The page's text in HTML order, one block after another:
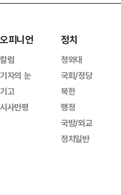
오피니언
칼럼
기자의 눈
기고
시사만평
정치
청와대
국회/정당
북한
행정
국방/외교
정치일반